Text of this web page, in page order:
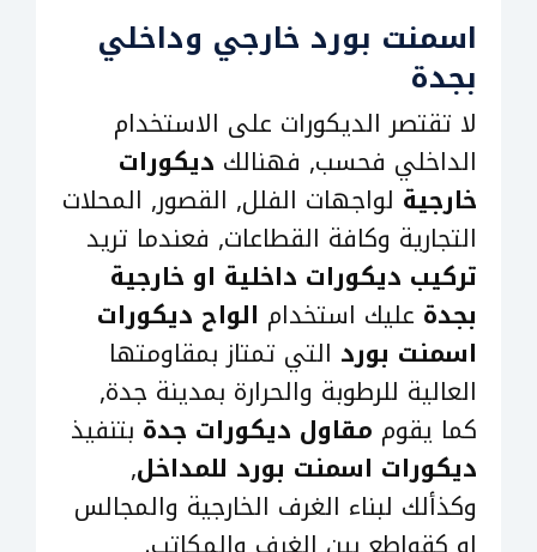
اسمنت بورد خارجي وداخلي
بجدة
لا تقتصر الديكورات على الاستخدام
الداخلي فحسب, فهنالك ديكورات
خارجية لواجهات الفلل, القصور, المحلات
التجارية وكافة القطاعات, فعندما تريد
تركيب ديكورات داخلية او خارجية
بجدة عليك استخدام الواح ديكورات
اسمنت بورد التي تمتاز بمقاومتها
العالية للرطوبة والحرارة بمدينة جدة,
كما يقوم مقاول ديكورات جدة بتنفيذ
ديكورات اسمنت بورد للمداخل,
وكذألك لبناء الغرف الخارجية والمجالس